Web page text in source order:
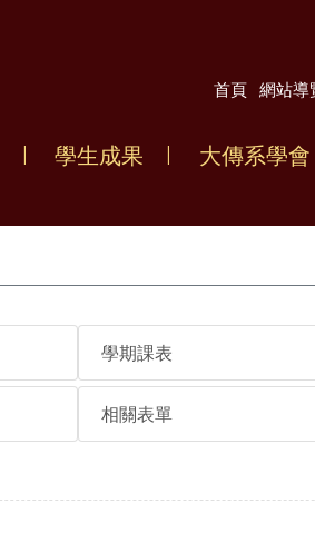
首頁 網站導
學生成果 大傳系學會
學期課表
相關表單